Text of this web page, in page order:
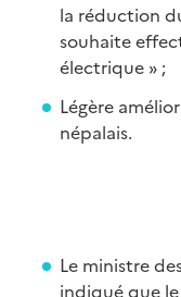
la réduction
souhaite
électrique » ;
Légère
népalais.
Le ministre
indiqué que